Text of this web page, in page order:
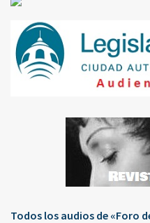
Todos los audios de «Foro